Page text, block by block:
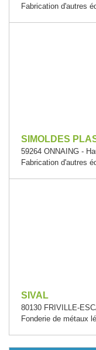
Fabrication d'autres
SIMOLDES
59264 ONNAING -
Fabrication d'autres
SIVAL
80130 FRIVILLE-
Fonderie de métaux